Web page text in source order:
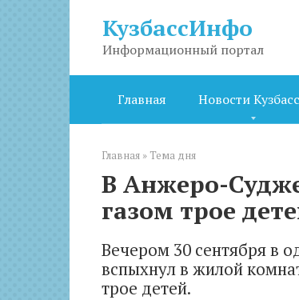
КузбассИнфо
Информационный портал
Главная Новости
Главная » Тема дня
В Анжеро-
газом трое
Вечером 30 сентября в
вспыхнул в жилой
трое детей.